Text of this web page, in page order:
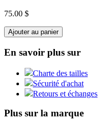
75.00 $
Ajouter au panier
En savoir plus sur
Charte des tailles
Sécurité d'achat
Retours et échanges
Plus sur la marque